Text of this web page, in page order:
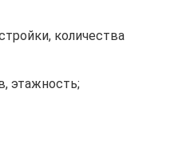
количества
этажность;